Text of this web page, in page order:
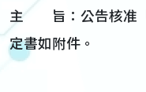
主 旨：公告核准「
定書如附件。